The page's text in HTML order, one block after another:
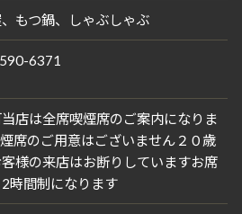
もつ鍋、しゃぶしゃぶ
6371
店は全席喫煙席のご案内になりま
席のご用意はございません２０歳
様の来店はお断りしていますお席
時間制になります